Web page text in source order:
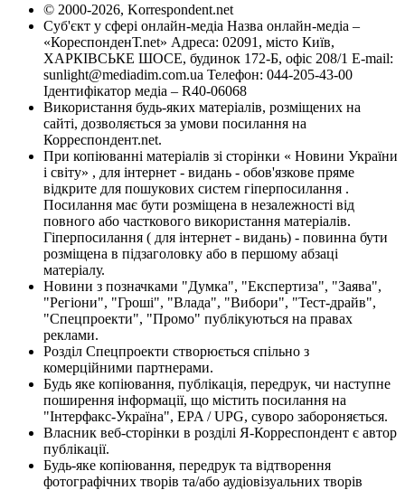
© 2000-2026, Korrespondent.net
Суб'єкт у сфері онлайн-медіа Назва онлайн-медіа –
«КореспонденТ.net» Адреса: 02091, місто Київ,
ХАРКІВСЬКЕ ШОСЕ, будинок 172-Б, офіс 208/1 E-mail:
sunlight@mediadim.com.ua Телефон: 044-205-43-00
Ідентифікатор медіа – R40-06068
Використання будь-яких матеріалів, розміщених на
сайті, дозволяється за умови посилання на
Корреспондент.net.
При копіюванні матеріалів зі сторінки « Новини України
і світу» , для інтернет - видань - обов'язкове пряме
відкрите для пошукових систем гіперпосилання .
Посилання має бути розміщена в незалежності від
повного або часткового використання матеріалів.
Гіперпосилання ( для інтернет - видань) - повинна бути
розміщена в підзаголовку або в першому абзаці
матеріалу.
Новини з позначками "Думка", "Експертиза", "Заява",
"Регіони", "Гроші", "Влада", "Вибори", "Тест-драйв",
"Спецпроекти", "Промо" публікуються на правах
реклами.
Розділ Спецпроекти створюється спільно з
комерційними партнерами.
Будь яке копіювання, публікація, передрук, чи наступне
поширення інформації, що містить посилання на
"Інтерфакс-Україна", EPA / UPG, суворо забороняється.
Власник веб-сторінки в розділі Я-Корреспондент є автор
публікації.
Будь-яке копіювання, передрук та відтворення
фотографічних творів та/або аудіовізуальних творів